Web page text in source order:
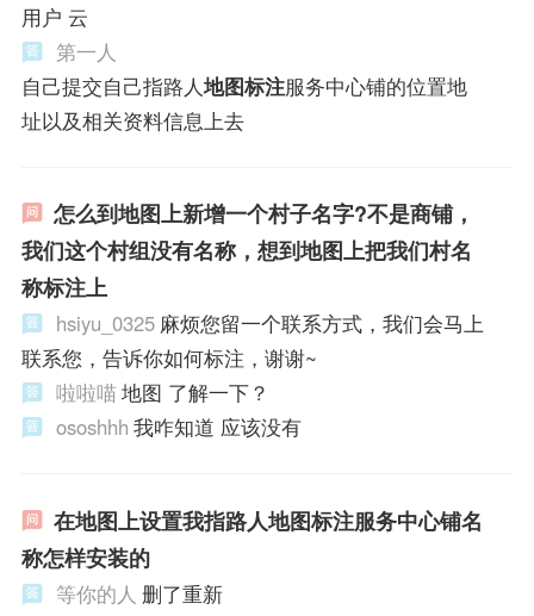
用户 云
第一人
自己提交自己指路人地图标注服务中心铺的位置地
址以及相关资料信息上去
怎么到地图上新增一个村子名字?不是商铺，
我们这个村组没有名称，想到地图上把我们村名
称标注上
hsiyu_0325 麻烦您留一个联系方式，我们会马上
联系您，告诉你如何标注，谢谢~
啦啦喵地图 了解一下？
ososhhh 我咋知道 应该没有
在地图上设置我指路人地图标注服务中心铺名
称怎样安装的
等你的人 删了重新